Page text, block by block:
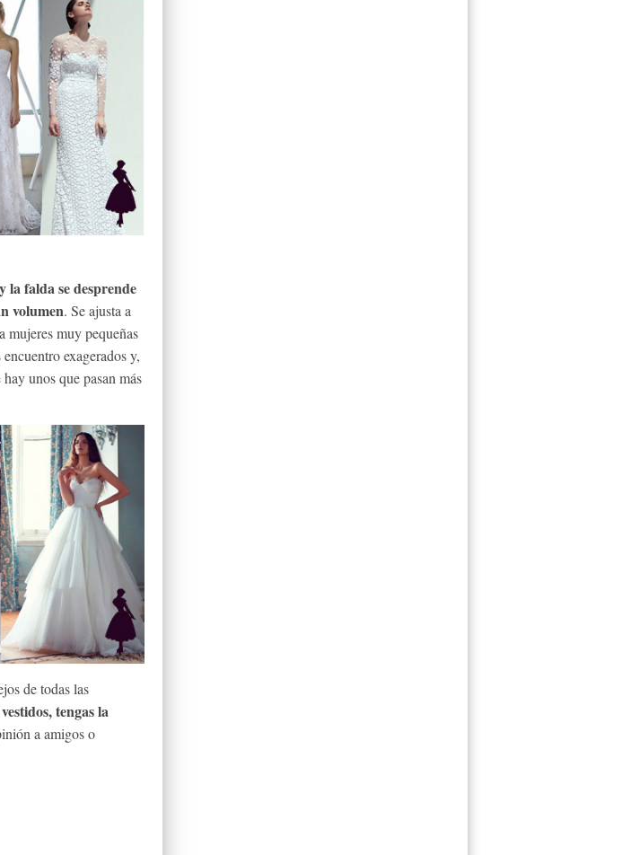
la falda se desprende
volumen. Se ajusta a
mujeres muy pequeñas
exagerados y,
unos que pasan más
de todas las
tengas la
a amigos o